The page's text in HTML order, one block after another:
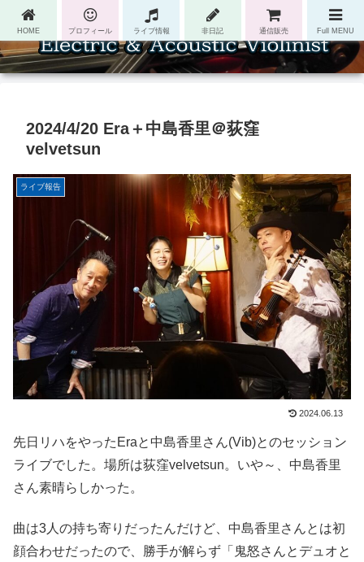
2024/4/20 Era＋中島香里＠荻窪
velvetsun
ライブ報告
2024.06.13
先日リハをやったEraと中島香里さん(Vib)とのセッション
ライブでした。場所は荻窪velvetsun。いや～、中島香里
さん素晴らしかった。
曲は3人の持ち寄りだったんだけど、中島香里さんとは初
顔合わせだったので、勝手が解らず「鬼怒さんとデュオと
HOME プロフィール ライブ情報 非日記 通信販売 Full MENU